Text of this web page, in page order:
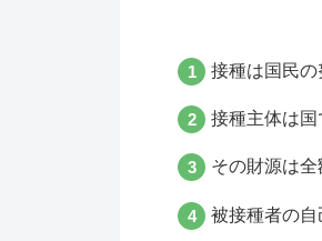
接種は国民の
接種主体は
その財源は全
被接種者の自